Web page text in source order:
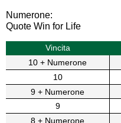
Numerone:
Quote Win for Life
Vincita
10 + Numerone
10
9 + Numerone
9
8 + Numerone